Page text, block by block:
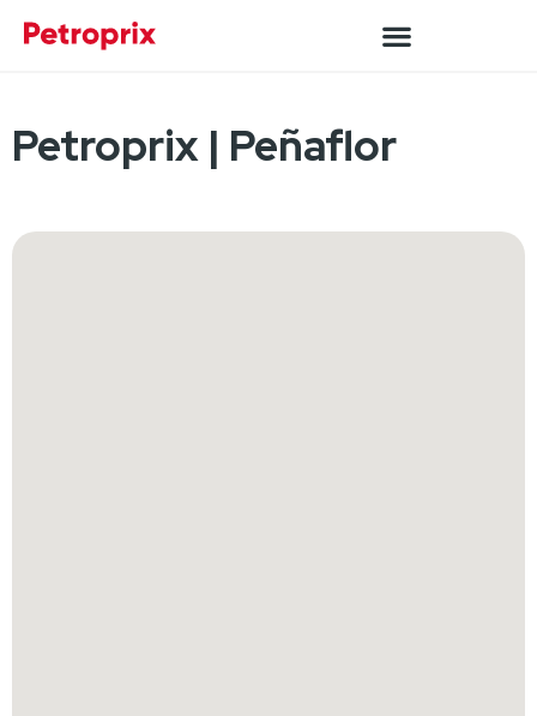
Petroprix | Peñaflor